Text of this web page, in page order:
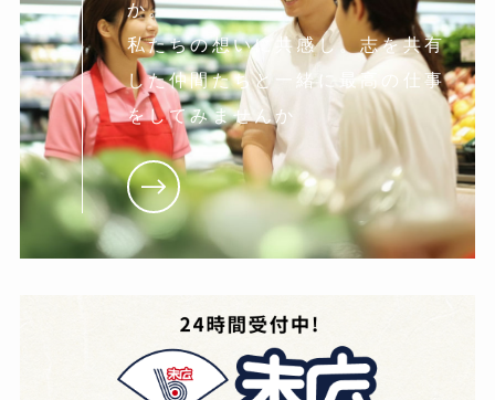
か。
私たちの想いに共感し。志を共有
した仲間たちと一緒に最高の仕事
をしてみませんか